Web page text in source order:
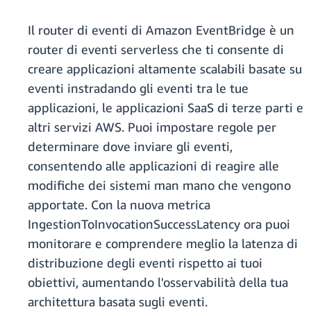
Il router di eventi di Amazon EventBridge è un
router di eventi serverless che ti consente di
creare applicazioni altamente scalabili basate su
eventi instradando gli eventi tra le tue
applicazioni, le applicazioni SaaS di terze parti e
altri servizi AWS. Puoi impostare regole per
determinare dove inviare gli eventi,
consentendo alle applicazioni di reagire alle
modifiche dei sistemi man mano che vengono
apportate. Con la nuova metrica
IngestionToInvocationSuccessLatency ora puoi
monitorare e comprendere meglio la latenza di
distribuzione degli eventi rispetto ai tuoi
obiettivi, aumentando l'osservabilità della tua
architettura basata sugli eventi.